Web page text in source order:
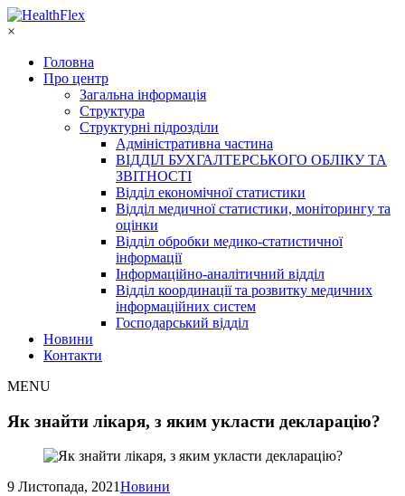
×
Головна
Про центр
Загальна інформація
Структура
Структурні підрозділи
Адміністративна частина
ВІДДІЛ БУХГАЛТЕРСЬКОГО ОБЛІКУ ТА
ЗВІТНОСТІ
Відділ економічної статистики
Відділ медичної статистики, моніторингу та
оцінки
Відділ обробки медико-статистичної
інформації
Інформаційно-аналітичний відділ
Відділ координації та розвитку медичних
інформаційних систем
Господарський відділ
Новини
Контакти
MENU
Як знайти лікаря, з яким укласти декларацію?
9 Листопада, 2021Новини